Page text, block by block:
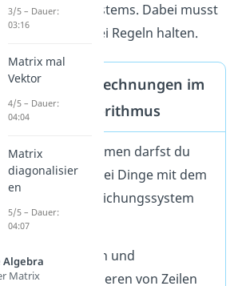
Gleichungssystems. Dabei musst
du dich an drei Regeln halten.
Erlaubte Rechnungen im
Gauß-Algorithmus
Beim Umformen darfst du
nur diese drei Dinge mit dem
linearen Gleichungssystem
tun:
Addieren und
Subtrahieren von Zeilen
3/5 – Dauer:
03:16
Matrix mal
Vektor
4/5 – Dauer:
04:04
Matrix
diagonalisier
en
5/5 – Dauer:
04:07
Algebra
Matrix